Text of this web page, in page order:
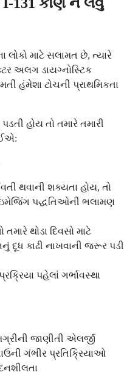
લોકો માટે સલામત છે, ત્યારે
અલગ ડાયગ્નોસ્ટિક
હંમેશા ટોચની પ્રાથમિકતા
હોય તો તમારે તમારી
થવાની શક્યતા હોય, તો
ઇમેજિંગ પદ્ધતિઓની ભલામણ
થોડા દિવસો માટે
કાઢી નાખવાની જરૂર પડી
પહેલાં ગર્ભાવસ્થા
જાણીતી એલર્જી
ગંભીર પ્રતિક્રિયાઓ